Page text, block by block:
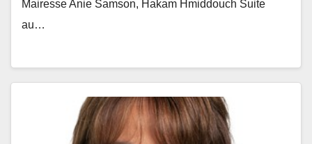
Mairesse Anie Samson, Hakam Hmiddouch Suite
au…